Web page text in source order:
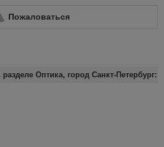
Пожаловаться
Оптика, город Санкт-Петербург: